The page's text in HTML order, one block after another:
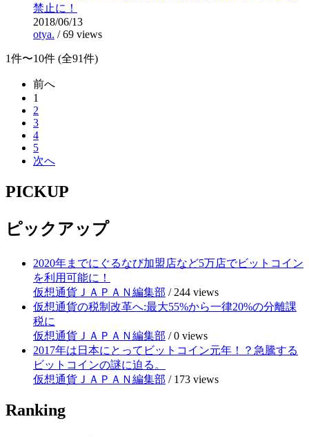
禁止に！
2018/06/13
otya. /69 views
1件〜10件 (全91件)
前へ
1
2
3
4
5
次へ
PICKUP
ピックアップ
2020年までにぐるなび加盟店など5万店でビットコイン
を利用可能に！
仮想通貨ＪＡＰＡＮ編集部 / 244 views
仮想通貨の税制改革へ:最大55%から一律20%の分離課
税に
仮想通貨ＪＡＰＡＮ編集部 /0 views
2017年は日本にとってビットコイン元年！？急騰する
ビットコインの謎に迫る。
仮想通貨ＪＡＰＡＮ編集部 / 173 views
Ranking